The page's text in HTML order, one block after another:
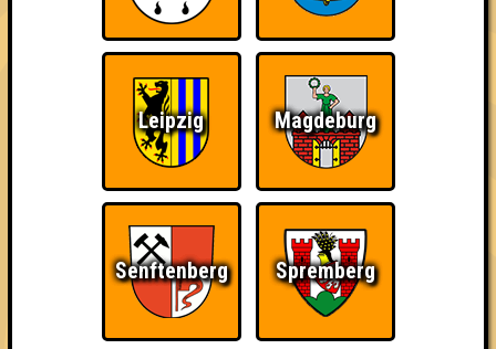
1. Hinten ist die Ente Fett
17
19 17 53
18 18 53
2. Rugbyjenakommtvorbei
20 17 15 52
3. Smartinis
16 19 16 51
4. IngressXF
19 17 14 50
Leipzig Magdeburg
Senftenberg Spremberg